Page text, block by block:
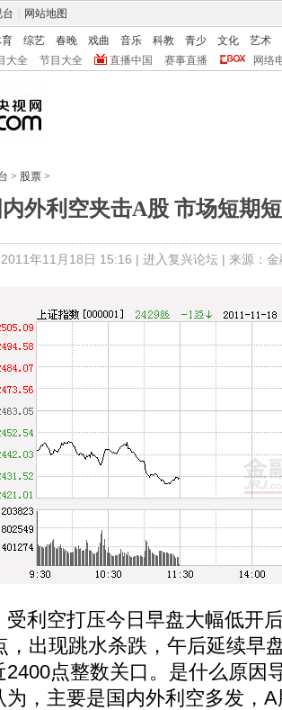
台 网站地图
综艺 春晚 戏曲 音乐 科教 青少 文化
艺术
大全 节目大全 直播中国 赛事直播 网络
> 股票 >
内外利空夹击A股 市场短期
年11月18日 15:16 | 进入复兴论坛| 来源：
受利空打压今日早盘大幅低开
，出现跳水杀跌，午后延续早
2400点整数关口。是什么原因
为，主要是国内外利空多发